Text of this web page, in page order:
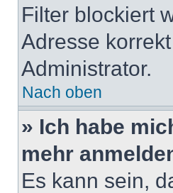
Filter blockiert
Adresse
Administrator.
Nach oben
» Ich habe
mehr
Es kann sein,